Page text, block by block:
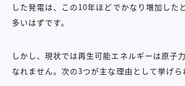
した発電は、この10年ほどでかなり増加した
多いはずです。
しかし、現状では再生可能エネルギーは原子
なれません。次の3つが主な理由として挙げら